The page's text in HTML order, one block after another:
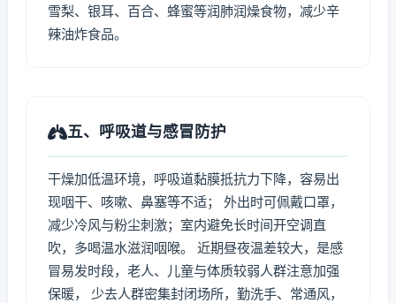
雪梨、银耳、百合、蜂蜜等润肺润燥食物，减少辛
辣油炸食品。
五、呼吸道与感冒防护
干燥加低温环境，呼吸道黏膜抵抗力下降，容易出
现咽干、咳嗽、鼻塞等不适； 外出时可佩戴口罩，
减少冷风与粉尘刺激；室内避免长时间开空调直
吹，多喝温水滋润咽喉。 近期昼夜温差较大，是感
冒易发时段，老人、儿童与体质较弱人群注意加强
保暖， 少去人群密集封闭场所，勤洗手、常通风，